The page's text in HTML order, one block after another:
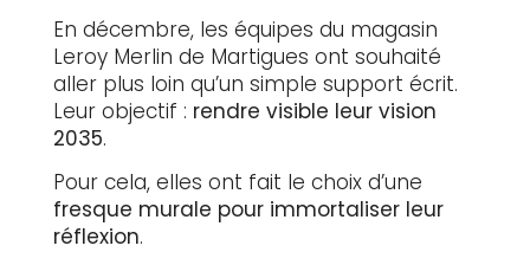
En décembre, les équipes du magasin
Leroy Merlin de Martigues ont souhaité
aller plus loin qu’un simple support écrit.
Leur objectif : rendre visible leur vision
2035.
Pour cela, elles ont fait le choix d’une
fresque murale pour immortaliser leur
réflexion.